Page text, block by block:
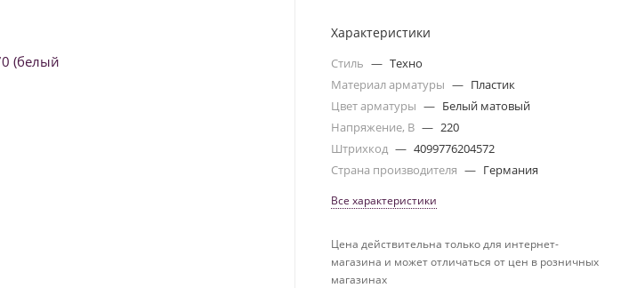
Характеристики
Стиль — Техно
Материал арматуры — Пластик
Цвет арматуры — Белый матовый
Напряжение, В — 220
Штрихкод — 4099776204572
Страна производителя — Германия
Все характеристики
Цена действительна только для интернет-
магазина и может отличаться от цен в розничных
магазинах